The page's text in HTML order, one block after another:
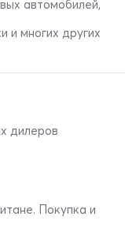
автомобилей,
и многих других
дилеров
Покупка и